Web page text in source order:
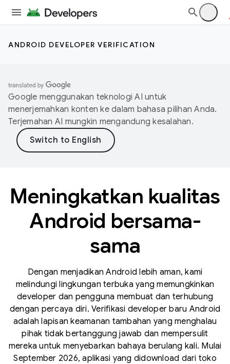
ANDROID DEVELOPER VERIFICATION
Google menggunakan teknologi AI untuk
menerjemahkan konten ke dalam bahasa pilihan Anda.
Terjemahan AI mungkin mengandung kesalahan.
Meningkatkan kualitas
Android bersama-
sama
Dengan menjadikan Android lebih aman, kami
melindungi lingkungan terbuka yang memungkinkan
developer dan pengguna membuat dan terhubung
dengan percaya diri. Verifikasi developer baru Android
adalah lapisan keamanan tambahan yang menghalau
pihak tidak bertanggung jawab dan mempersulit
mereka untuk menyebarkan bahaya berulang kali. Mulai
September 2026, aplikasi yang didownload dari toko